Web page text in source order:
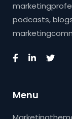
podcasts,
Menu